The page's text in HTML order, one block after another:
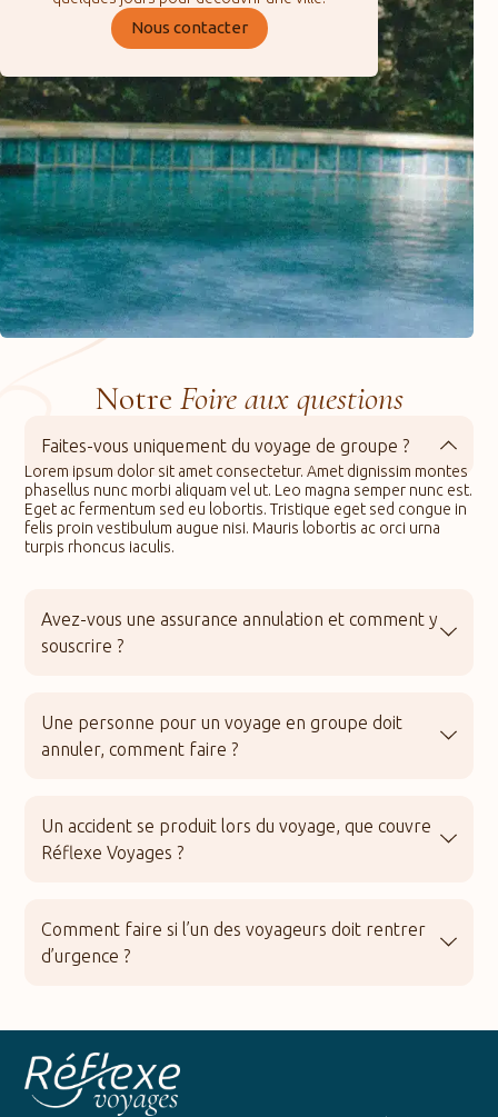
Nous contacter
Notre Foire aux questions
Faites-vous uniquement du voyage de groupe ?
Lorem ipsum dolor sit amet consectetur. Amet dignissim montes
phasellus nunc morbi aliquam vel ut. Leo magna semper nunc est.
Eget ac fermentum sed eu lobortis. Tristique eget sed congue in
felis proin vestibulum augue nisi. Mauris lobortis ac orci urna
turpis rhoncus iaculis.
Avez-vous une assurance annulation et comment y
souscrire ?
Une personne pour un voyage en groupe doit
annuler, comment faire ?
Un accident se produit lors du voyage, que couvre
Réflexe Voyages ?
Comment faire si l’un des voyageurs doit rentrer
d’urgence ?